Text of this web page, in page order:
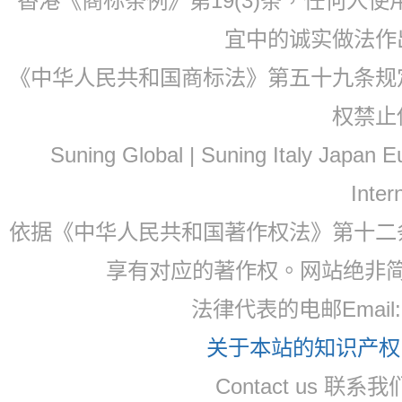
宜中的诚实做法
《中华人民共和国商标法》第五十九条
权禁
Suning Global | Suning Italy Japan
依据《中华人民共和国著作权法》第十
享有对应的著作权。网站绝非
法律代表的电邮
关于本站的知识产
Contact us 联系我